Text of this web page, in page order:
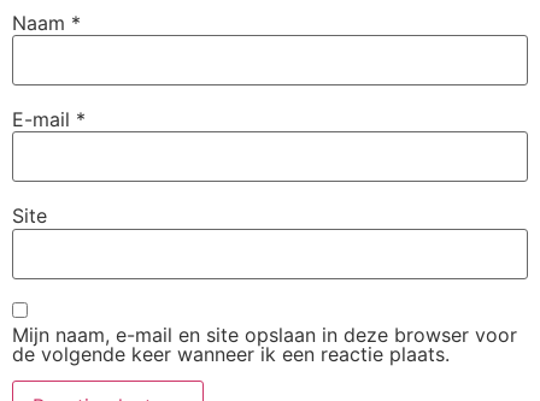
Naam *
E-mail *
Site
Mijn naam, e-mail en site opslaan in deze browser voor
de volgende keer wanneer ik een reactie plaats.